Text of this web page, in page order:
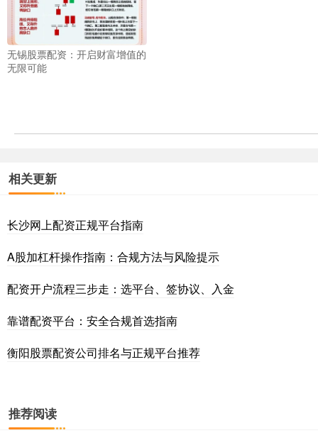
无锡股票配资：开启财富增值的
无限可能
相关更新
长沙网上配资正规平台指南
A股加杠杆操作指南：合规方法与风险提示
配资开户流程三步走：选平台、签协议、入金
靠谱配资平台：安全合规首选指南
衡阳股票配资公司排名与正规平台推荐
推荐阅读